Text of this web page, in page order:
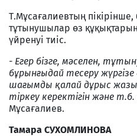
Т.Мұсағалиевтың
тұтынушылар өз
үйренуі тиіс.
- Егер бізге, мәселен,
бұрынғыдай тесеру
шағымды қалай дұрыс
тіркеу керектігін және
Мұсағалиев.
Тамара СУХОМЛИНОВА